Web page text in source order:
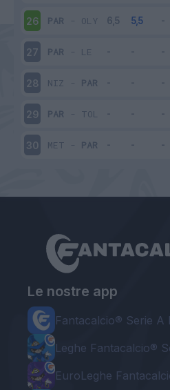
26 PAR - OLY
27 PAR - LE
28 NIZ - PAR
29 PAR - TOL
30 MET - PAR
Le nostre app
Fantacalcio® Serie A
Leghe Fantacalcio®
EuroLeghe